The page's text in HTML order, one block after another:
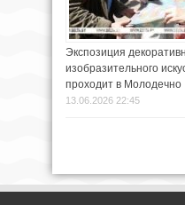
Экспозиция
изобразительного
проходит в Молодечно
13.06.2026 22:45